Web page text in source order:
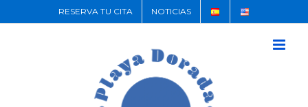
RESERVA TU CITA NOTICIAS